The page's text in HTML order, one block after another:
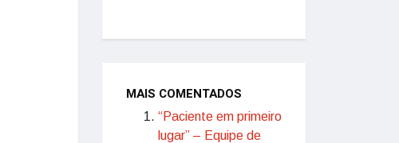
MAIS COMENTADOS
“Paciente em primeiro
lugar” – Equipe de